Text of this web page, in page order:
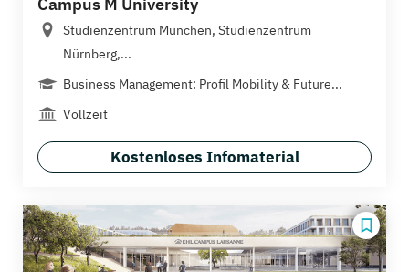
Campus M University
Studienzentrum München, Studienzentrum
Nürnberg,...
Business Management: Profil Mobility & Future...
Vollzeit
Kostenloses Infomaterial